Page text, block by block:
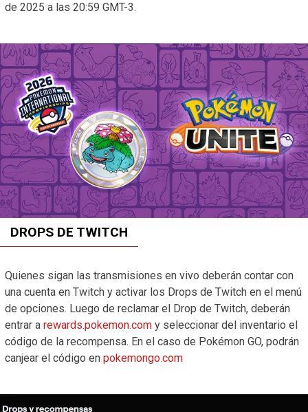
de 2025 a las 20:59 GMT-3.
DROPS DE TWITCH
Quienes sigan las transmisiones en vivo deberán contar con
una cuenta en Twitch y activar los Drops de Twitch en el menú
de opciones. Luego de reclamar el Drop de Twitch, deberán
entrar a rewards.pokemon.com y seleccionar del inventario el
código de la recompensa. En el caso de Pokémon GO, podrán
canjear el código en pokemongo.com